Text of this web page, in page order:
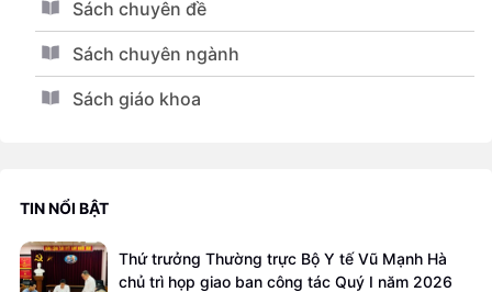
Sách chuyên đề
Sách chuyên ngành
Sách giáo khoa
TIN NỔI BẬT
Thứ trưởng Thường trực Bộ Y tế Vũ Mạnh Hà
chủ trì họp giao ban công tác Quý I năm 2026